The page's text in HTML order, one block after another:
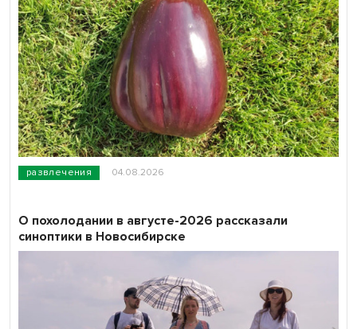
развлечения 04.08.2026
О похолодании в августе-2026 рассказали
синоптики в Новосибирске